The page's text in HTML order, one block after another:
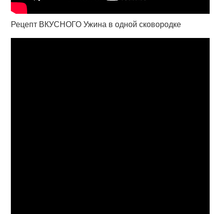
Рецепт ВКУСНОГО Ужина в одной сковородке